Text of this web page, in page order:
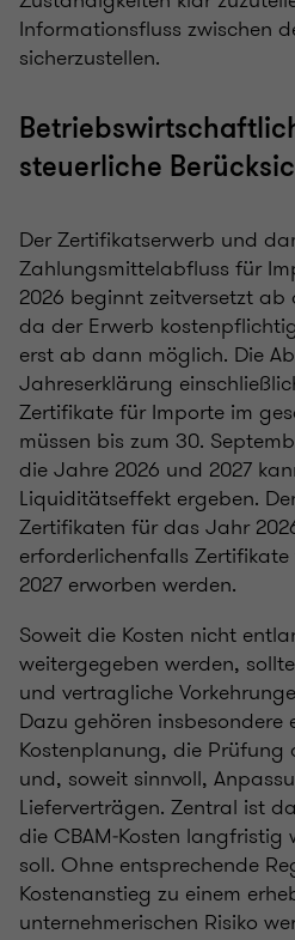
Informationsfluss zwischen
sicherzustellen.
steuerliche
Der Zertifikatserwerb und
Zahlungsmittelabfluss für
2026 beginnt zeitversetzt ab
da der Erwerb
erst ab dann möglich. Die
Jahreserklärung
Zertifikate für Importe im
müssen bis zum 30.
die Jahre 2026 und 2027
Liquiditätseffekt ergeben.
Zertifikaten für das Jahr
erforderlichenfalls
2027 erworben werden.
Soweit die Kosten nicht
weitergegeben werden,
und vertragliche
Dazu gehören insbesondere
Kostenplanung, die Prüfung
und, soweit sinnvoll,
Lieferverträgen. Zentral ist
die CBAM‑Kosten
soll. Ohne entsprechende
Kostenanstieg zu einem
unternehmerischen Risiko